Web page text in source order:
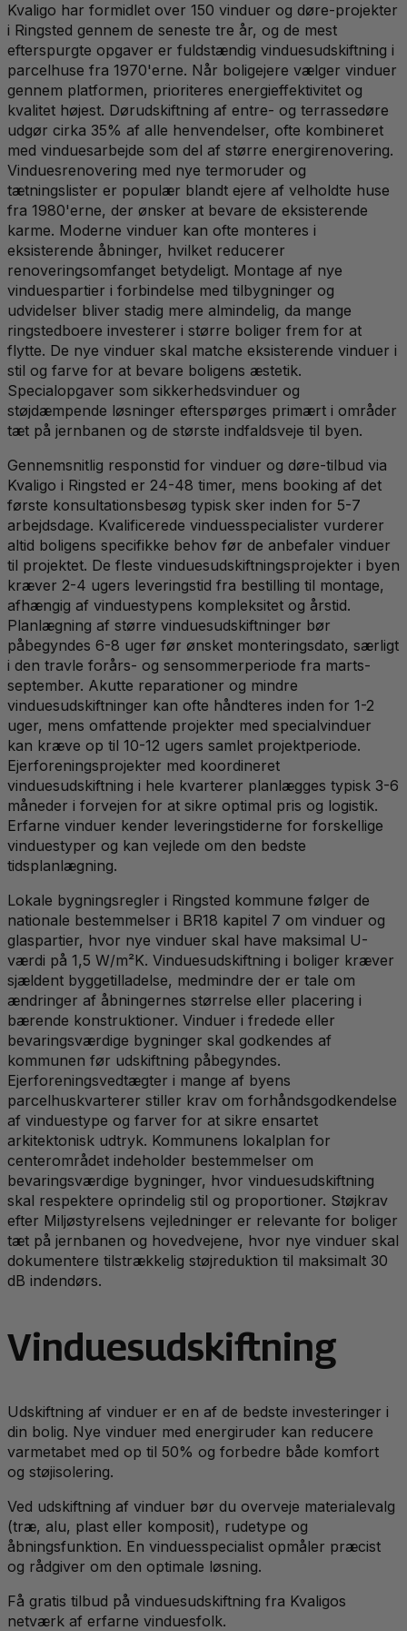
Kvaligo har formidlet over 150 vinduer og døre-projekter
i Ringsted gennem de seneste tre år, og de mest
efterspurgte opgaver er fuldstændig vinduesudskiftning i
parcelhuse fra 1970'erne. Når boligejere vælger vinduer
gennem platformen, prioriteres energieffektivitet og
kvalitet højest. Dørudskiftning af entre- og terrassedøre
udgør cirka 35% af alle henvendelser, ofte kombineret
med vinduesarbejde som del af større energirenovering.
Vinduesrenovering med nye termoruder og
tætningslister er populær blandt ejere af velholdte huse
fra 1980'erne, der ønsker at bevare de eksisterende
karme. Moderne vinduer kan ofte monteres i
eksisterende åbninger, hvilket reducerer
renoveringsomfanget betydeligt. Montage af nye
vinduespartier i forbindelse med tilbygninger og
udvidelser bliver stadig mere almindelig, da mange
ringstedboere investerer i større boliger frem for at
flytte. De nye vinduer skal matche eksisterende vinduer i
stil og farve for at bevare boligens æstetik.
Specialopgaver som sikkerhedsvinduer og
støjdæmpende løsninger efterspørges primært i områder
tæt på jernbanen og de største indfaldsveje til byen.
Gennemsnitlig responstid for vinduer og døre-tilbud via
Kvaligo i Ringsted er 24-48 timer, mens booking af det
første konsultationsbesøg typisk sker inden for 5-7
arbejdsdage. Kvalificerede vinduesspecialister vurderer
altid boligens specifikke behov før de anbefaler vinduer
til projektet. De fleste vinduesudskiftningsprojekter i byen
kræver 2-4 ugers leveringstid fra bestilling til montage,
afhængig af vinduestypens kompleksitet og årstid.
Planlægning af større vinduesudskiftninger bør
påbegyndes 6-8 uger før ønsket monteringsdato, særligt
i den travle forårs- og sensommerperiode fra marts-
september. Akutte reparationer og mindre
vinduesudskiftninger kan ofte håndteres inden for 1-2
uger, mens omfattende projekter med specialvinduer
kan kræve op til 10-12 ugers samlet projektperiode.
Ejerforeningsprojekter med koordineret
vinduesudskiftning i hele kvarterer planlægges typisk 3-6
måneder i forvejen for at sikre optimal pris og logistik.
Erfarne vinduer kender leveringstiderne for forskellige
vinduestyper og kan vejlede om den bedste
tidsplanlægning.
Lokale bygningsregler i Ringsted kommune følger de
nationale bestemmelser i BR18 kapitel 7 om vinduer og
glaspartier, hvor nye vinduer skal have maksimal U-
værdi på 1,5 W/m²K. Vinduesudskiftning i boliger kræver
sjældent byggetilladelse, medmindre der er tale om
ændringer af åbningernes størrelse eller placering i
bærende konstruktioner. Vinduer i fredede eller
bevaringsværdige bygninger skal godkendes af
kommunen før udskiftning påbegyndes.
Ejerforeningsvedtægter i mange af byens
parcelhuskvarterer stiller krav om forhåndsgodkendelse
af vinduestype og farver for at sikre ensartet
arkitektonisk udtryk. Kommunens lokalplan for
centerområdet indeholder bestemmelser om
bevaringsværdige bygninger, hvor vinduesudskiftning
skal respektere oprindelig stil og proportioner. Støjkrav
efter Miljøstyrelsens vejledninger er relevante for boliger
tæt på jernbanen og hovedvejene, hvor nye vinduer skal
dokumentere tilstrækkelig støjreduktion til maksimalt 30
dB indendørs.
Vinduesudskiftning
Udskiftning af vinduer er en af de bedste investeringer i
din bolig. Nye vinduer med energiruder kan reducere
varmetabet med op til 50% og forbedre både komfort
og støjisolering.
Ved udskiftning af vinduer bør du overveje materialevalg
(træ, alu, plast eller komposit), rudetype og
åbningsfunktion. En vinduesspecialist opmåler præcist
og rådgiver om den optimale løsning.
Få gratis tilbud på vinduesudskiftning fra Kvaligos
netværk af erfarne vinduesfolk.